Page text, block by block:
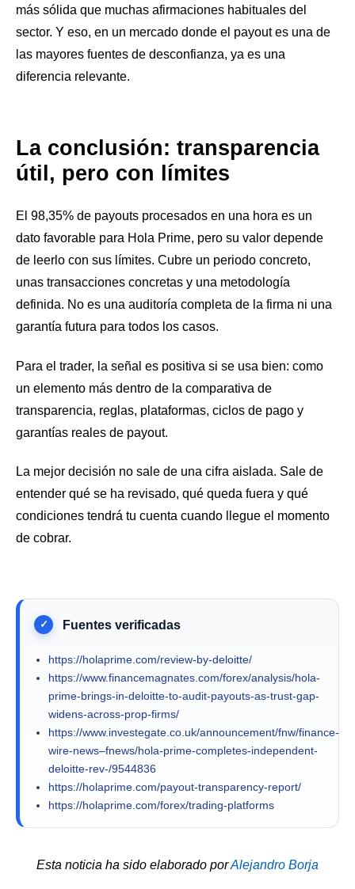
más sólida que muchas afirmaciones habituales del
sector. Y eso, en un mercado donde el payout es una de
las mayores fuentes de desconfianza, ya es una
diferencia relevante.
La conclusión: transparencia
útil, pero con límites
El 98,35% de payouts procesados en una hora es un
dato favorable para Hola Prime, pero su valor depende
de leerlo con sus límites. Cubre un periodo concreto,
unas transacciones concretas y una metodología
definida. No es una auditoría completa de la firma ni una
garantía futura para todos los casos.
Para el trader, la señal es positiva si se usa bien: como
un elemento más dentro de la comparativa de
transparencia, reglas, plataformas, ciclos de pago y
garantías reales de payout.
La mejor decisión no sale de una cifra aislada. Sale de
entender qué se ha revisado, qué queda fuera y qué
condiciones tendrá tu cuenta cuando llegue el momento
de cobrar.
https://holaprime.com/review-by-deloitte/
https://www.financemagnates.com/forex/analysis/hola-
prime-brings-in-deloitte-to-audit-payouts-as-trust-gap-
widens-across-prop-firms/
https://www.investegate.co.uk/announcement/fnw/finance-
wire-news–fnews/hola-prime-completes-independent-
deloitte-rev-/9544836
https://holaprime.com/payout-transparency-report/
https://holaprime.com/forex/trading-platforms
Esta noticia ha sido elaborado porAlejandro Borja